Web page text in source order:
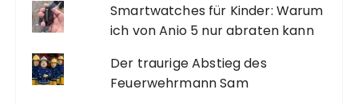
Smartwatches für Kinder: Warum
ich von Anio 5 nur abraten kann
Der traurige Abstieg des
Feuerwehrmann Sam